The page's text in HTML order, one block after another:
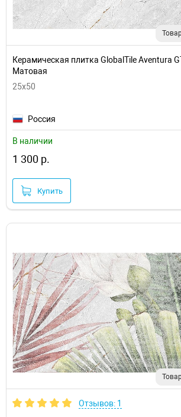
Керамическая плитка GlobalTile Aventura
Матовая
25x50
Россия
В наличии
1 300 р.
Купить
Отзывов: 1